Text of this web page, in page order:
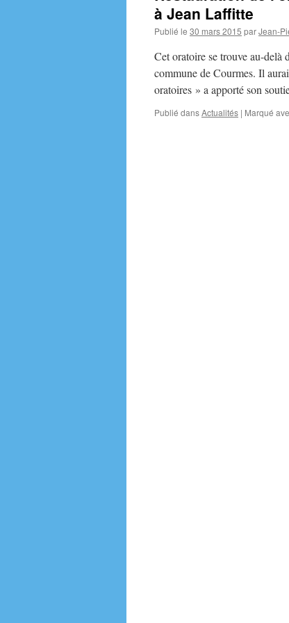
à Jean Laffitte
Publié le 30 mars 2015 parJean-
Cet oratoire se trouve au-delà
commune de Courmes. Il
oratoires » a apporté son
Publié dansActualités | Marqué